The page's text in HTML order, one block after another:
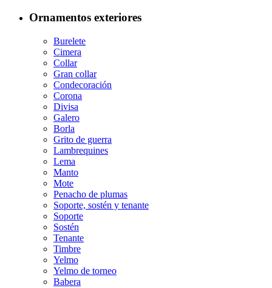
Ornamentos exteriores
Burelete
Cimera
Collar
Gran collar
Condecoración
Corona
Divisa
Galero
Borla
Grito de guerra
Lambrequines
Lema
Manto
Mote
Penacho de plumas
Soporte, sostén y tenante
Soporte
Sostén
Tenante
Timbre
Yelmo
Yelmo de torneo
Babera